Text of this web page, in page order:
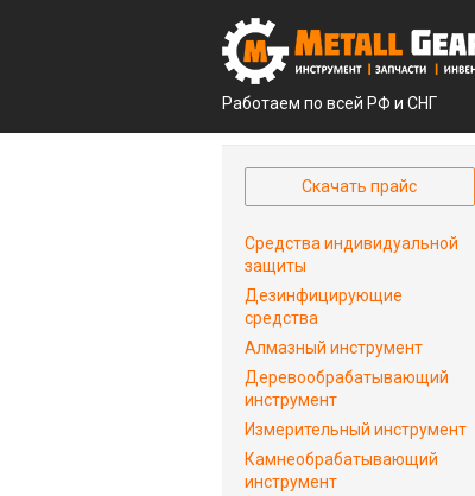
Работаем по всей РФ и СНГ
Скачать прайс
Средства индивидуальной
защиты
Дезинфицирующие
средства
Алмазный инструмент
Деревообрабатывающий
инструмент
Измерительный инструмент
Камнеобрабатывающий
инструмент